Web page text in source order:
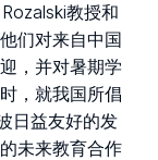
教授和
们对来自中国
，并对暑期学
，就我国所倡
日益友好的发
未来教育合作